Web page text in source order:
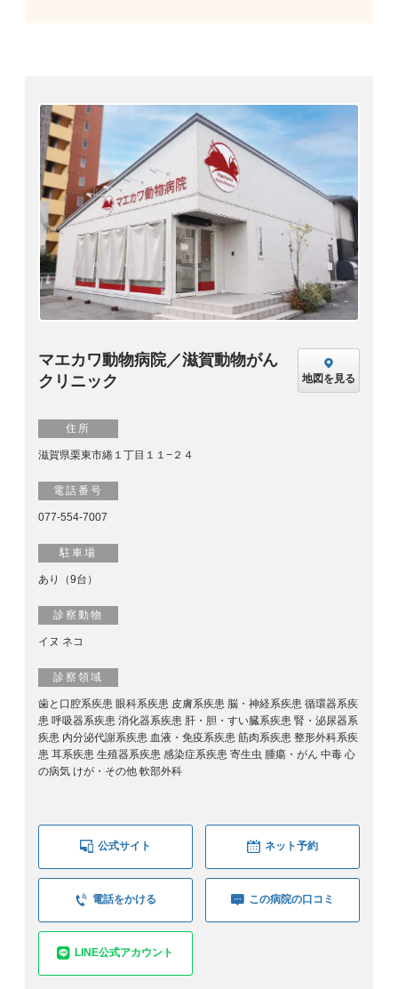
マエカワ動物病院／滋賀動物がん
クリニック
地図を見る
住所
滋賀県栗東市綣１丁目１１−２４
電話番号
077-554-7007
駐車場
あり（9台）
診察動物
イヌ ネコ
診察領域
歯と口腔系疾患 眼科系疾患 皮膚系疾患 脳・神経系疾患 循環器系疾
患 呼吸器系疾患 消化器系疾患 肝・胆・すい臓系疾患 腎・泌尿器系
疾患 内分泌代謝系疾患 血液・免疫系疾患 筋肉系疾患 整形外科系疾
患 耳系疾患 生殖器系疾患 感染症系疾患 寄生虫 腫瘍・がん 中毒 心
の病気 けが・その他 軟部外科
公式サイト ネット予約
電話をかける この病院の口コミ
LINE公式アカウント